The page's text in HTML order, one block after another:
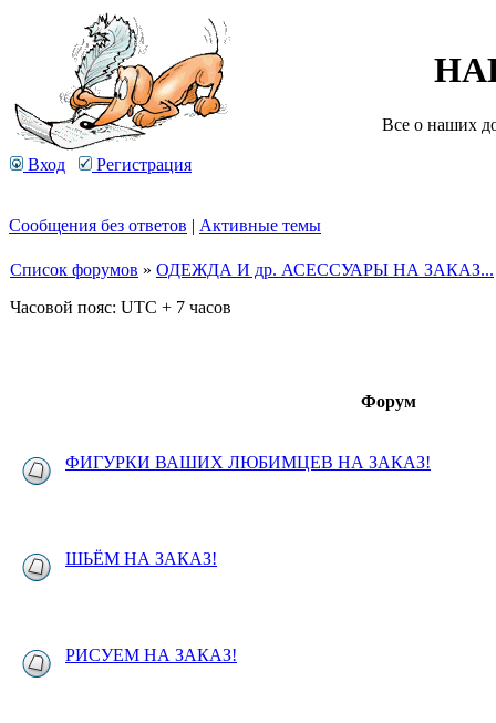
Все о наших
Вход Регистрация
Сообщения без ответов | Активные темы
Список форумов » ОДЕЖДА И др. АСЕССУАРЫ НА ЗАКАЗ...
Часовой пояс: UTC + 7 часов
Форум
ФИГУРКИ ВАШИХ ЛЮБИМЦЕВ НА ЗАКАЗ!
ШЬЁМ НА ЗАКАЗ!
РИСУЕМ НА ЗАКАЗ!